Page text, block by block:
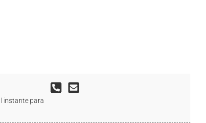
instante para